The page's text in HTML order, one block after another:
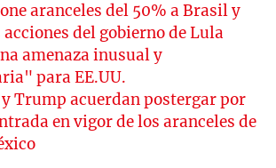
aranceles del 50% a Brasil y
acciones del gobierno de Lula
amenaza inusual y
para EE.UU.
Trump acuerdan postergar por
en vigor de los aranceles de